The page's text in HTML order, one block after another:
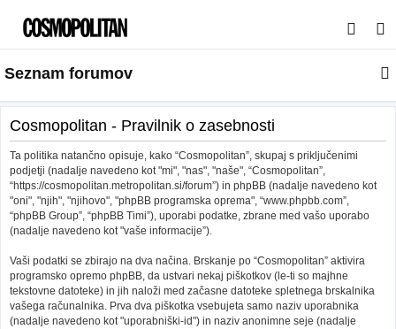
s
a
j
Seznam forumov
Cosmopolitan - Pravilnik o zasebnosti
Ta politika natančno opisuje, kako “Cosmopolitan”, skupaj s priključenimi
podjetji (nadalje navedeno kot "mi", "nas", "naše", “Cosmopolitan”,
“https://cosmopolitan.metropolitan.si/forum”) in phpBB (nadalje navedeno kot
"oni", "njih", "njihovo", "phpBB programska oprema", “www.phpbb.com”,
“phpBB Group”, “phpBB Timi”), uporabi podatke, zbrane med vašo uporabo
(nadalje navedeno kot "vaše informacije”).
Vaši podatki se zbirajo na dva načina. Brskanje po “Cosmopolitan” aktivira
programsko opremo phpBB, da ustvari nekaj piškotkov (le-ti so majhne
tekstovne datoteke) in jih naloži med začasne datoteke spletnega brskalnika
vašega računalnika. Prva dva piškotka vsebujeta samo naziv uporabnika
(nadalje navedeno kot "uporabniški-id") in naziv anonimne seje (nadalje